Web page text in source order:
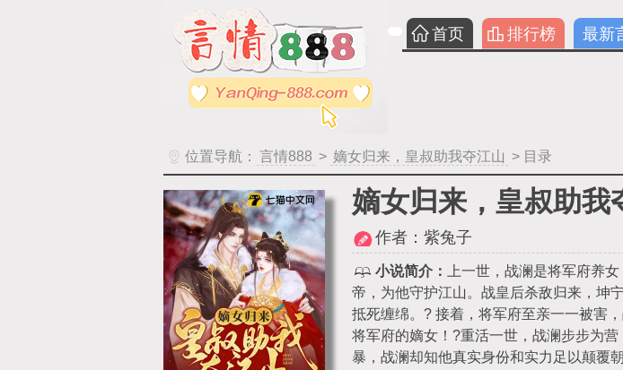
首页 排行榜 最新
位置导航： 言情888 > 嫡女归来，皇叔助我夺江山 > 目录
嫡女归来，皇叔助我
作者： 紫兔子
小说简介：
上一世，战澜是将军府养
帝，为他守护江山。战皇后杀敌归来，坤
抵死缠绵。? 接着，将军府至亲一一被害
将军府的嫡女！?重活一世，战澜步步为
暴，战澜却知他真实身份和实力足以颠覆